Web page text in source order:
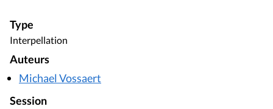
Type
Interpellation
Auteurs
Michael Vossaert
Session